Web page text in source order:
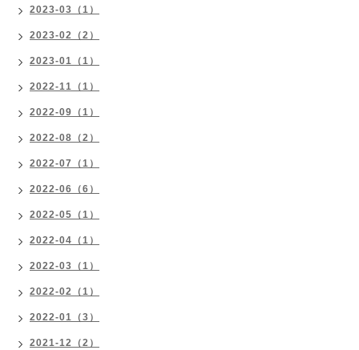
2023-03（1）
2023-02（2）
2023-01（1）
2022-11（1）
2022-09（1）
2022-08（2）
2022-07（1）
2022-06（6）
2022-05（1）
2022-04（1）
2022-03（1）
2022-02（1）
2022-01（3）
2021-12（2）